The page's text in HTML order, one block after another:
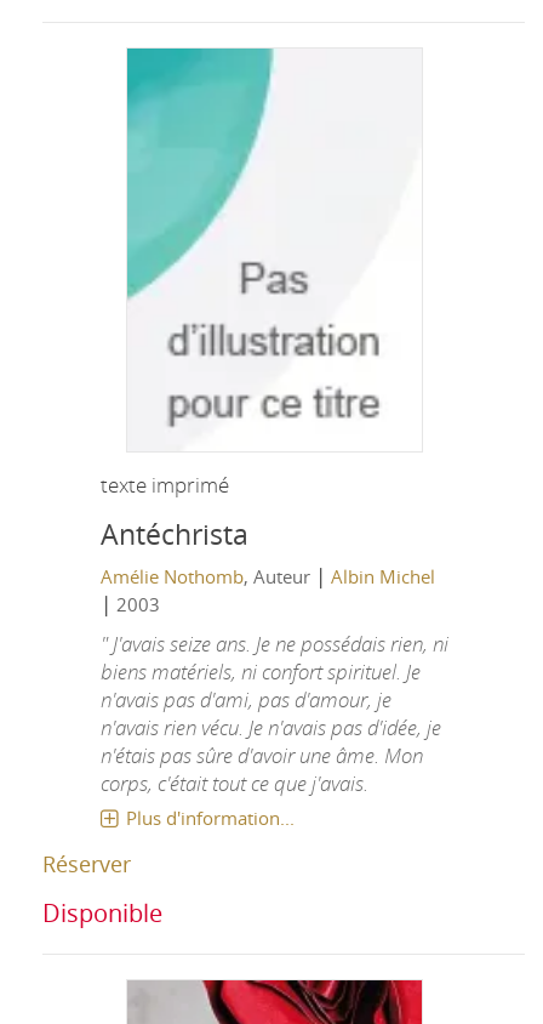
texte imprimé
Antéchrista
Amélie Nothomb, Auteur | Albin Michel
| 2003
" J'avais seize ans. Je ne possédais rien, ni
biens matériels, ni confort spirituel. Je
n'avais pas d'ami, pas d'amour, je
n'avais rien vécu. Je n'avais pas d'idée, je
n'étais pas sûre d'avoir une âme. Mon
corps, c'était tout ce que j'avais.
Plus d'information...
Réserver
Disponible